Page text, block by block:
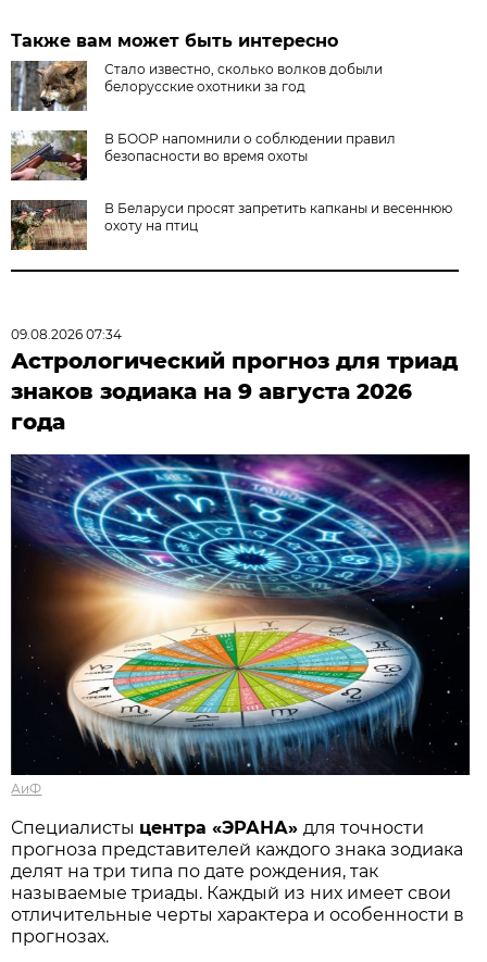
Также вам может быть интересно
Стало известно, сколько волков добыли
белорусские охотники за год
В БООР напомнили о соблюдении правил
безопасности во время охоты
В Беларуси просят запретить капканы и весеннюю
охоту на птиц
09.08.2026 07:34
Астрологический прогноз для триад
знаков зодиака на 9 августа 2026
года
АиФ
Специалисты центра «ЭРАНА»для точности
прогноза представителей каждого знака зодиака
делят на три типа по дате рождения, так
называемые триады. Каждый из них имеет свои
отличительные черты характера и особенности в
прогнозах.